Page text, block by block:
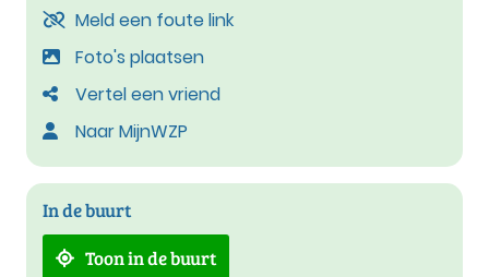
Meld een foute link
Foto's plaatsen
Vertel een vriend
Naar MijnWZP
In de buurt
Toon in de buurt